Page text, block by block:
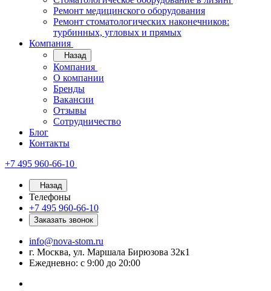
Ремонт медицинского оборудования
Ремонт стоматологических наконечников:
турбинных, угловых и прямых
Компания
Назад
Компания
О компании
Бренды
Вакансии
Отзывы
Сотрудничество
Блог
Контакты
+7 495 960-66-10
Назад
Телефоны
+7 495 960-66-10
Заказать звонок
info@nova-stom.ru
г. Москва, ул. Маршала Бирюзова 32к1
Ежедневно: с 9:00 до 20:00